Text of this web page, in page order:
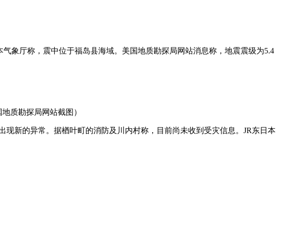
象厅称，震中位于福岛县海域。美国地质勘探局网站消息称，地震震级为5.4
质勘探局网站截图）
新的异常。据楢叶町的消防及川内村称，目前尚未收到受灾信息。 JR东日本